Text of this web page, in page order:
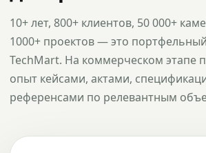
10+ лет, 800+ клиентов, 50 000+
1000+ проектов — это
TechMart. На коммерческом этапе
опыт кейсами, актами,
референсами по релевантным